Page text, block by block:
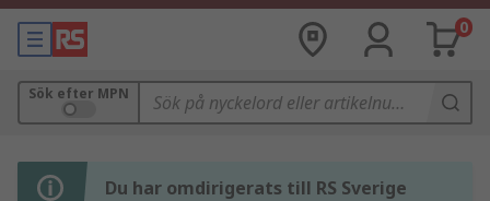
0
Sök efter MPN
Du har omdirigerats till RS Sverige